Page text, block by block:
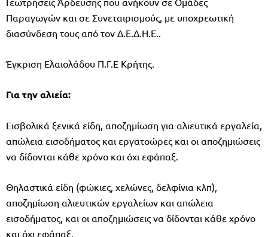
Παραγωγών και σε Συνεταιρισμούς, με υποχρεωτική
διασύνδεση τους από τον Δ.Ε.Δ.Η.Ε..
Έγκριση Ελαιολάδου Π.Γ.Ε Κρήτης.
Για την αλιεία:
Εισβολικά ξενικά είδη, αποζημίωση για αλιευτικά εργαλεία,
απώλεια εισοδήματος και εργατοώρες και οι αποζημιώσεις
να δίδονται κάθε χρόνο και όχι εφάπαξ.
Θηλαστικά είδη (φώκιες, χελώνες, δελφίνια κλπ),
αποζημίωση αλιευτικών εργαλείων και απώλεια
εισοδήματος, και οι αποζημιώσεις να δίδονται κάθε χρόνο
και όχι εφάπαξ.